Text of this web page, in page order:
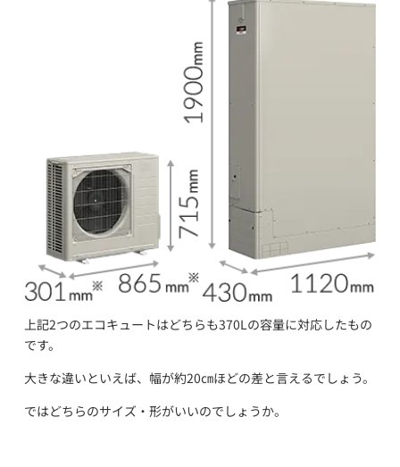
上記2つのエコキュートはどちらも370Lの容量に対応したもの
です。
大きな違いといえば、幅が約20㎝ほどの差と言えるでしょう。
ではどちらのサイズ・形がいいのでしょうか。